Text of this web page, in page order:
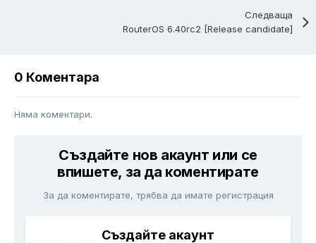
Следваща
RouterOS 6.40rc2 [Release candidate]
0 Коментара
Няма коментари.
Създайте нов акаунт или се
впишете, за да коментирате
За да коментирате, трябва да имате регистрация
Създайте акаунт